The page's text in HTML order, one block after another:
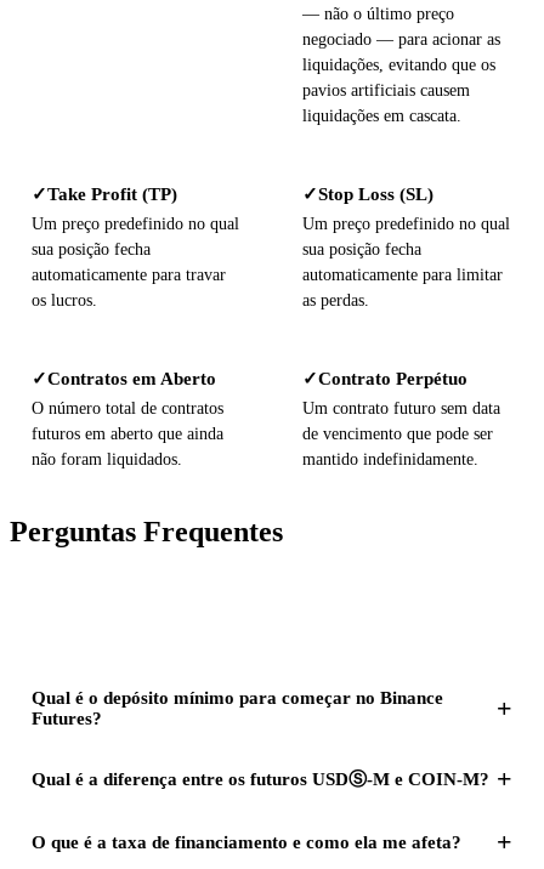
— não o último preço
negociado — para acionar as
liquidações, evitando que os
pavios artificiais causem
liquidações em cascata.
✓Take Profit (TP)
Um preço predefinido no qual
sua posição fecha
automaticamente para travar
os lucros.
✓Stop Loss (SL)
Um preço predefinido no qual
sua posição fecha
automaticamente para limitar
as perdas.
✓Contratos em Aberto
O número total de contratos
futuros em aberto que ainda
não foram liquidados.
✓Contrato Perpétuo
Um contrato futuro sem data
de vencimento que pode ser
mantido indefinidamente.
Perguntas Frequentes
Qual é o depósito mínimo para começar no Binance
Futures?
+
Qual é a diferença entre os futuros USDⓈ-M e COIN-M? +
O que é a taxa de financiamento e como ela me afeta? +